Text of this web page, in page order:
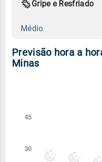
Gripe e Resfriado
Médio
Previsão hora a
Minas